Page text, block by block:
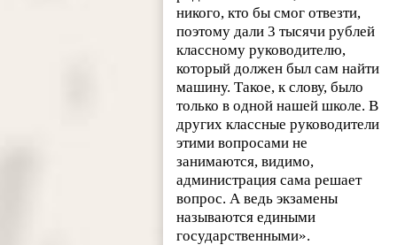
никого, кто бы смог отвезти,
поэтому дали 3 тысячи рублей
классному руководителю,
который должен был сам найти
машину. Такое, к слову, было
только в одной нашей школе. В
других классные руководители
этими вопросами не
занимаются, видимо,
администрация сама решает
вопрос. А ведь экзамены
называются едиными
государственными».